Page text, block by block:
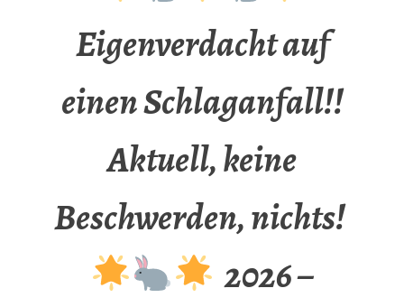
Eigenverdacht auf
einen Schlaganfall!!
Aktuell, keine
Beschwerden, nichts!
2026 –